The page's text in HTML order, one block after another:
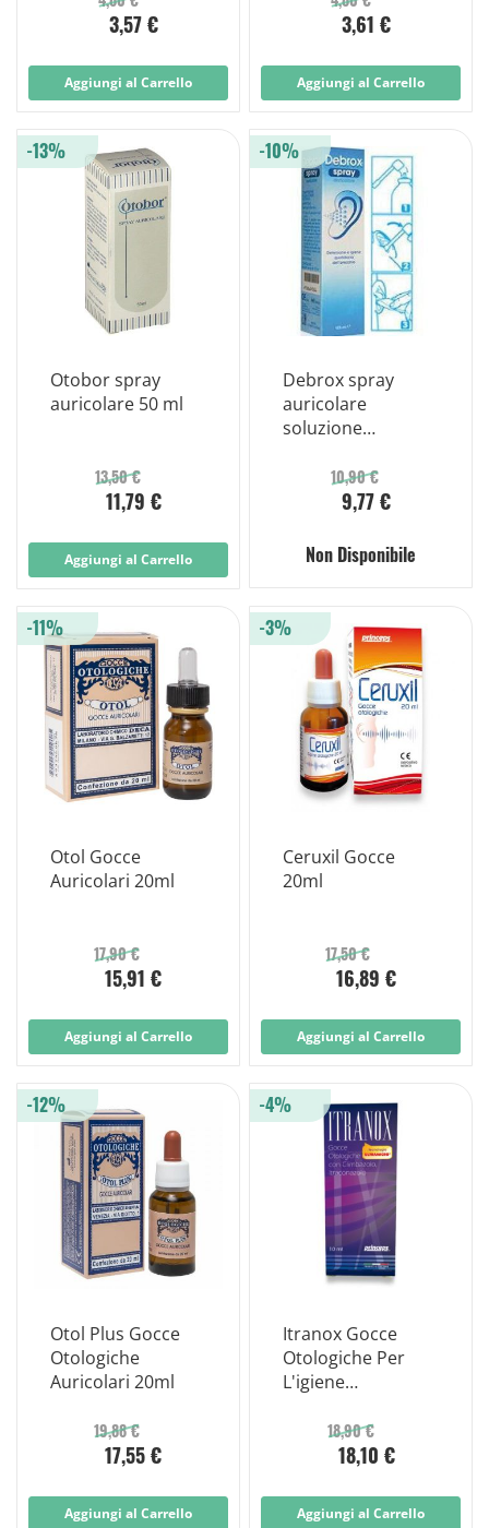
3,57 €
Aggiungi al Carrello
3,61 €
Aggiungi al Carrello
Otobor spray
auricolare 50 ml
13,50 €
11,79 €
-13%
Aggiungi al Carrello
Debrox spray
auricolare
soluzione
10,90 €
9,77 €
-10%
Non Disponibile
Otol Gocce
Auricolari 20ml
17,90 €
15,91 €
-11%
Aggiungi al Carrello
Ceruxil Gocce
20ml
17,50 €
16,89 €
-3%
Aggiungi al Carrello
Otol Plus Gocce
Otologiche
Auricolari 20ml
19,88 €
17,55 €
-12%
Aggiungi al Carrello
Itranox Gocce
Otologiche Per
L'igiene
18,90 €
18,10 €
-4%
Aggiungi al Carrello